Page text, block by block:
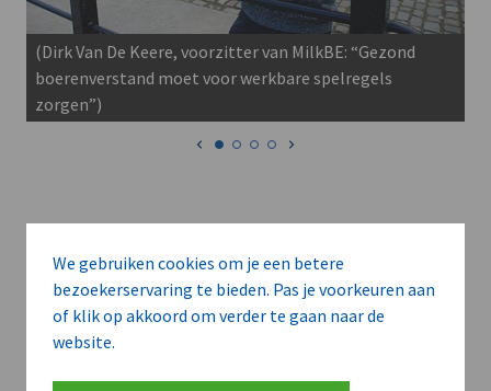
We gebruiken cookies om je een betere
bezoekerservaring te bieden. Pas je voorkeuren aan
of klik op akkoord om verder te gaan naar de
website.
(Dirk Van De Keere, voorzitter van MilkBE: “Gezond
boerenverstand moet voor werkbare spelregels
zorgen”)
MILKBE V.Z.W.
Volg dit bedrijf om op de hoogte gebracht te
worden van al hun nieuws.